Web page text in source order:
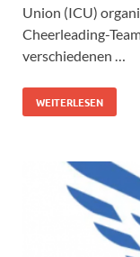
Union (ICU)
Cheerleading-
verschiedenen …
WEITERLESEN